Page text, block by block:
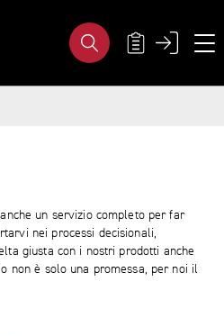
META
un servizio completo per far
nei processi decisionali,
giusta con i nostri prodotti anche
non è solo una promessa, per noi il